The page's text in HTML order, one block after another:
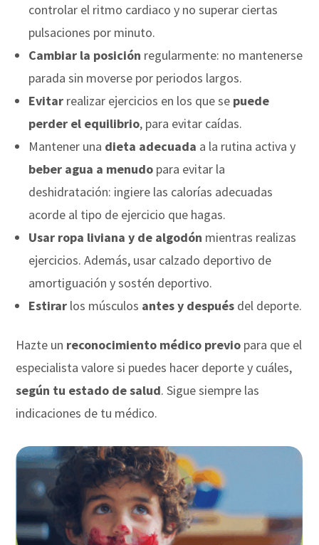
controlar el ritmo cardiaco y no superar ciertas
pulsaciones por minuto.
Cambiar la posición regularmente: no mantenerse
parada sin moverse por periodos largos.
Evitar realizar ejercicios en los que se puede
perder el equilibrio, para evitar caídas.
Mantener una dieta adecuada a la rutina activa y
beber agua a menudo para evitar la
deshidratación: ingiere las calorías adecuadas
acorde al tipo de ejercicio que hagas.
Usar ropa liviana y de algodón mientras realizas
ejercicios. Además, usar calzado deportivo de
amortiguación y sostén deportivo.
Estirar los músculos antes y después del deporte.
Hazte un reconocimiento médico previo para que el
especialista valore si puedes hacer deporte y cuáles,
según tu estado de salud. Sigue siempre las
indicaciones de tu médico.